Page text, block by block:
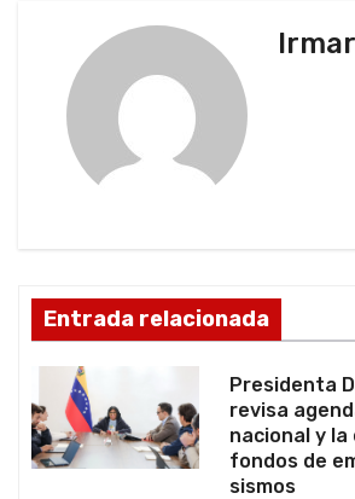
e
e
n
t
Entrada relacionada
Presidenta
revisa
nacional y la
fondos de
sismos